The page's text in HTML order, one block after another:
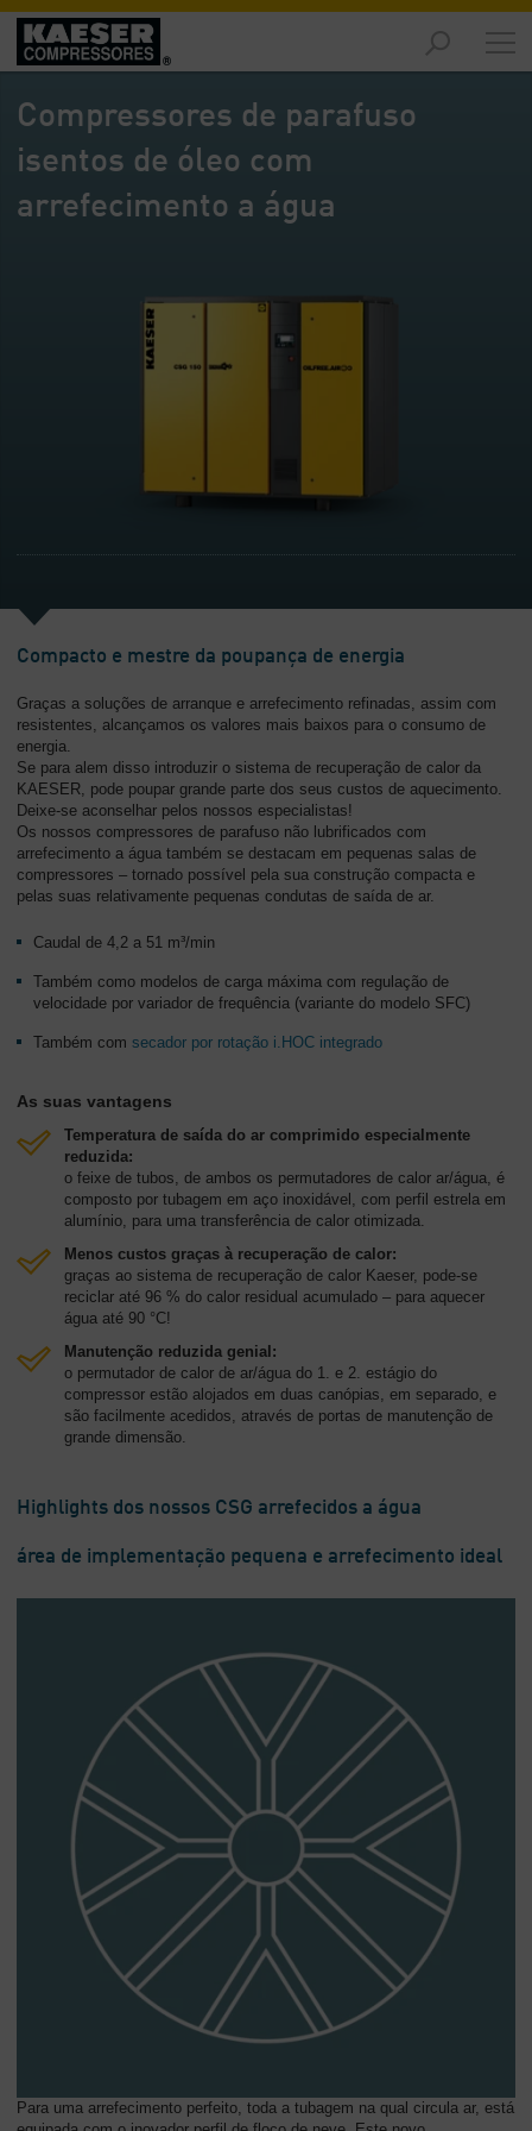
Produtos
Visão
geral
Soluções
-
Compressores de parafuso
isentos de óleo com
arrefecimento a água
Compacto e mestre da poupança de energia
Graças a soluções de arranque e arrefecimento refinadas, assim com
resistentes, alcançamos os valores mais baixos para o consumo de
energia.
Se para alem disso introduzir o sistema de recuperação de calor da
KAESER, pode poupar grande parte dos seus custos de aquecimento.
Deixe-se aconselhar pelos nossos especialistas!
Os nossos compressores de parafuso não lubrificados com
arrefecimento a água também se destacam em pequenas salas de
compressores – tornado possível pela sua construção compacta e
pelas suas relativamente pequenas condutas de saída de ar.
Caudal de 4,2 a 51 m³/min
Também como modelos de carga máxima com regulação de
velocidade por variador de frequência (variante do modelo SFC)
Também com secador por rotação i.HOC integrado
As suas vantagens
Temperatura de saída do ar comprimido especialmente
reduzida:
o feixe de tubos, de ambos os permutadores de calor ar/água, é
composto por tubagem em aço inoxidável, com perfil estrela em
alumínio, para uma transferência de calor otimizada.
Menos custos graças à recuperação de calor:
graças ao sistema de recuperação de calor Kaeser, pode-se
reciclar até 96 % do calor residual acumulado – para aquecer
água até 90 °C!
Manutenção reduzida genial:
o permutador de calor de ar/água do 1. e 2. estágio do
compressor estão alojados em duas canópias, em separado, e
são facilmente acedidos, através de portas de manutenção de
grande dimensão.
Highlights dos nossos CSG arrefecidos a água
área de implementação pequena e arrefecimento ideal
Para uma arrefecimento perfeito, toda a tubagem na qual circula ar, está